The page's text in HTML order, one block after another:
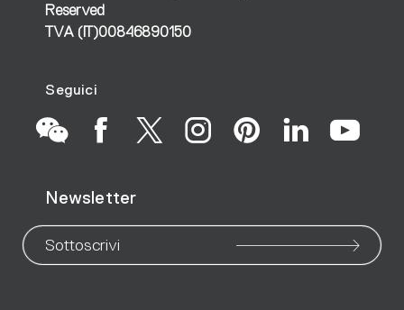
Reserved
TVA (IT)00846890150
Seguici
alla
nostra
alla
nostra
alla
nostra
alla
nostra
alla
nostra
alla
Newsletter
Sottoscrivi